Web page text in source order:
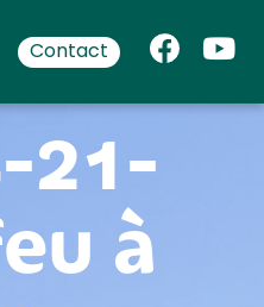
Contact
21-
à